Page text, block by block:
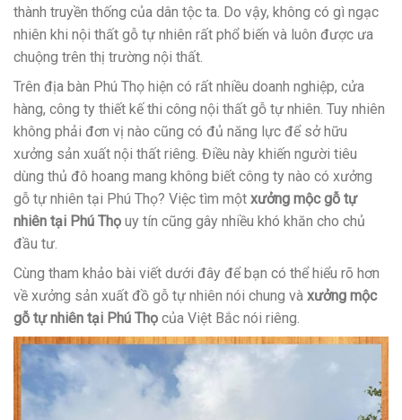
thành truyền thống của dân tộc ta. Do vậy, không có gì ngạc
nhiên khi nội thất gỗ tự nhiên rất phổ biến và luôn được ưa
chuộng trên thị trường nội thất.
Trên địa bàn Phú Thọ hiện có rất nhiều doanh nghiệp, cửa
hàng, công ty thiết kế thi công nội thất gỗ tự nhiên. Tuy nhiên
không phải đơn vị nào cũng có đủ năng lực để sở hữu
xưởng sản xuất nội thất riêng. Điều này khiến người tiêu
dùng thủ đô hoang mang không biết công ty nào có xưởng
gỗ tự nhiên tại Phú Thọ? Việc tìm một xưởng mộc gỗ tự
nhiên tại Phú Thọ uy tín cũng gây nhiều khó khăn cho chủ
đầu tư.
Cùng tham khảo bài viết dưới đây để bạn có thể hiểu rõ hơn
về xưởng sản xuất đồ gỗ tự nhiên nói chung và xưởng mộc
gỗ tự nhiên tại Phú Thọ của Việt Bắc nói riêng.